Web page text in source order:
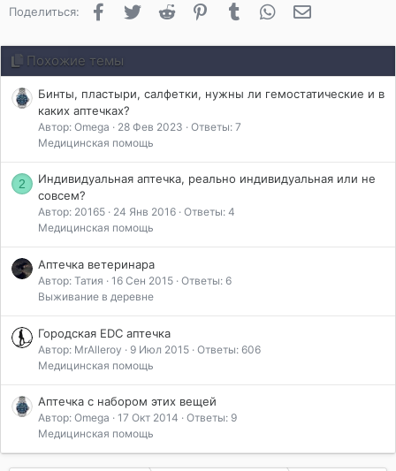
Поделиться: FacebookTwitter Reddit PinterestTumblr WhatsApp
Похожие темы
Бинты, пластыри, салфетки, нужны ли гемостатические и в
каких аптечках?
Автор: Omega 28 Фев 2023
Ответы: 7
Медицинская помощь
2
Индивидуальная аптечка, реально индивидуальная или не
совсем?
Автор: 20165 24 Янв 2016 Ответы: 4
Медицинская помощь
Аптечка ветеринара
Автор: Татия 16 Сен 2015 Ответы: 6
Выживание в деревне
Городская EDC аптечка
Автор: MrAlleroy 9 Июл 2015 Ответы: 606
Медицинская помощь
Аптечка с набором этих вещей
Автор: Omega 17 Окт 2014
Ответы: 9
Медицинская помощь